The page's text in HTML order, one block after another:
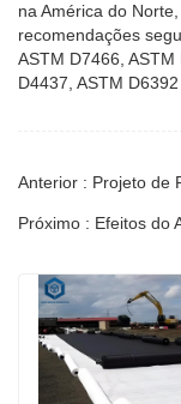
na América do
recomendações
ASTM D7466,
D4437, ASTM